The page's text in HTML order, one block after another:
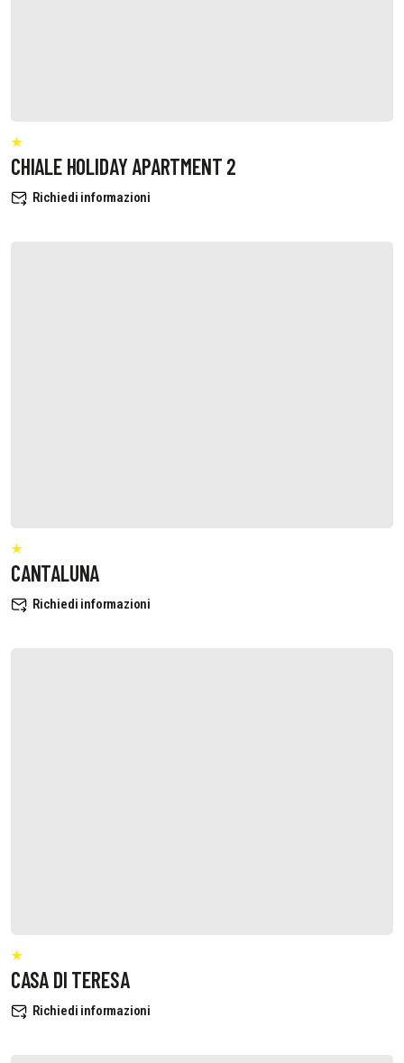
CHIALE HOLIDAY APARTMENT 2
Richiedi informazioni
CANTALUNA
Richiedi informazioni
CASA DI TERESA
Richiedi informazioni